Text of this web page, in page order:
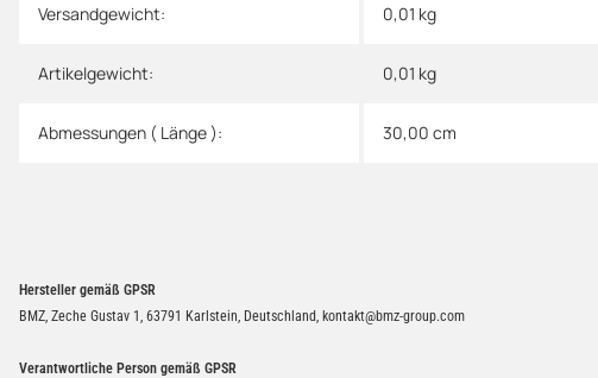
Versandgewicht: 0,01 kg
Artikelgewicht: 0,01 kg
Abmessungen ( Länge ): 30,00 cm
Hersteller gemäß GPSR
BMZ, Zeche Gustav 1, 63791 Karlstein, Deutschland, kontakt@bmz-group.com
Verantwortliche Person gemäß GPSR